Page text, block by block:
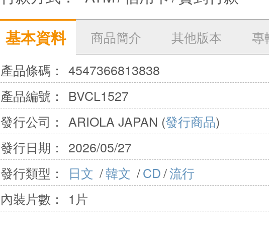
基本資料
商品簡介 其他版本
專
產品條碼： 4547366813838
產品編號：
BVCL1527
發行公司：
ARIOLA JAPAN (發行商品)
發行日期：
2026/05/27
發行類型：
日文 /韓文 /CD/流行
內裝片數：
1片